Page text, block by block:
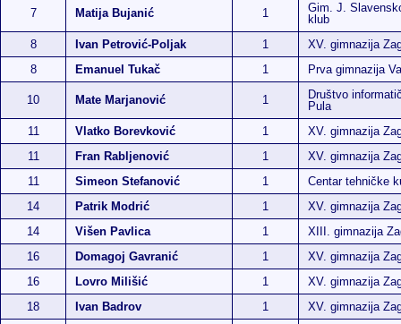
7 Matija Bujanić 1
Gim. J.
klub
8
Ivan Petrović-Poljak 1
XV. gimnazija
8
Emanuel Tukač 1 Prva gimnazija
10 Mate Marjanović 1
Društvo
Pula
11
Vlatko Borevković 1
XV. gimnazija
11
Fran Rabljenović 1
XV. gimnazija
11
Simeon Stefanović 1
Centar tehničke
14
Patrik Modrić 1
XV. gimnazija
14
Višen Pavlica 1
XIII. gimnazija
16
Domagoj Gavranić 1
XV. gimnazija
16
Lovro Milišić 1
XV. gimnazija
18
Ivan Badrov 1
XV. gimnazija